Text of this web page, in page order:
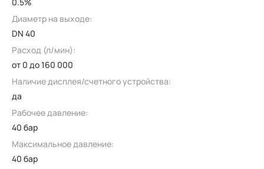
Диаметр на выходе:
DN 40
Расход (л/мин):
от 0 до 160 000
Наличие дисплея/счетного устройства:
да
Рабочее давление:
40 бар
Максимальное давление:
40 бар